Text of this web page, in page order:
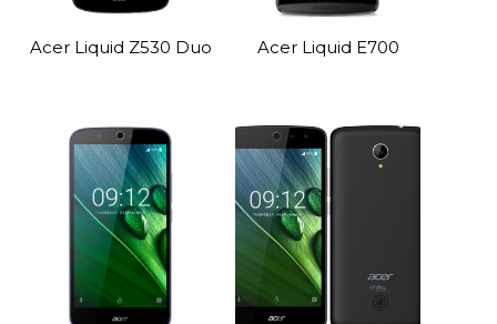
Acer Liquid Z530 Duo Acer Liquid E700